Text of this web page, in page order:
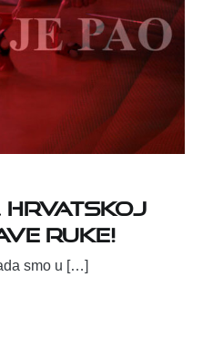
Hrvatskoj
ruke!
smo u […]